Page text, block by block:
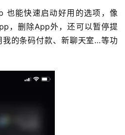
也能快速启动好用的选项，像
，删除App外，还可以暂停提
的条码付款、新聊天室…等功